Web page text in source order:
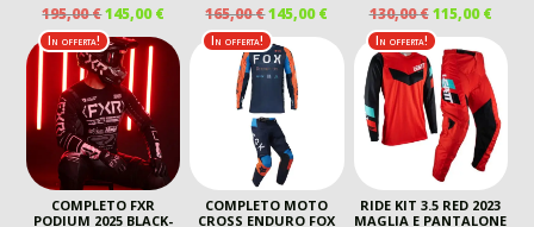
195,00€IL
PREZZO
ORIGINALE
ERA:
195,00 €.
145,00€IL
PREZZO
ATTUALE
165,00€IL
PREZZO
ORIGINALE
ERA:
165,00 €.
145,00€IL
PREZZO
ATTUALE
145,00 €.
130,00€ IL
PREZZO
ORIGINALE
ERA:
130,00 €.
115,00€IL
In offerta!
COMPLETO FXR
PODIUM 2025 BLACK-
In offerta!
COMPLETO MOTO
CROSS ENDURO FOX
In offerta!
RIDE KIT 3.5 RED 2023
MAGLIA E PANTALONE